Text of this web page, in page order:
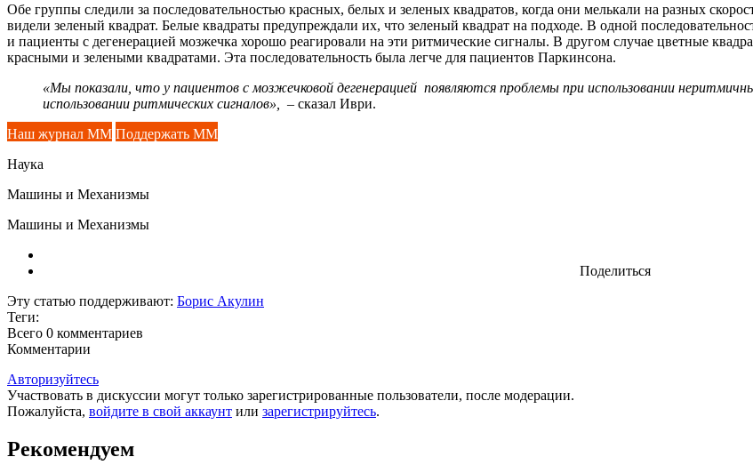
Обе группы следили за последовательностью красных, белых и зеленых квадратов, когда они мелькали на разных
видели зеленый квадрат. Белые квадраты предупреждали их, что зеленый квадрат на подходе. В одной
и пациенты с дегенерацией мозжечка хорошо реагировали на эти ритмические сигналы. В другом случае цветные
красными и зелеными квадратами. Эта последовательность была легче для пациентов Паркинсона.
«Мы показали, что у пациентов с мозжечковой дегенерацией появляются проблемы при использовании
использовании ритмических сигналов», – сказал Иври.
Наш журнал ММ Поддержать ММ
Наука
Машины и Механизмы
Машины и Механизмы
Поделиться
Эту статью поддерживают: Борис Акулин
Теги:
Всего 0 комментариев
Комментарии
Авторизуйтесь
Участвовать в дискуссии могут только зарегистрированные пользователи, после модерации.
Пожалуйста, войдите в свой аккаунт или зарегистрируйтесь.
Рекомендуем